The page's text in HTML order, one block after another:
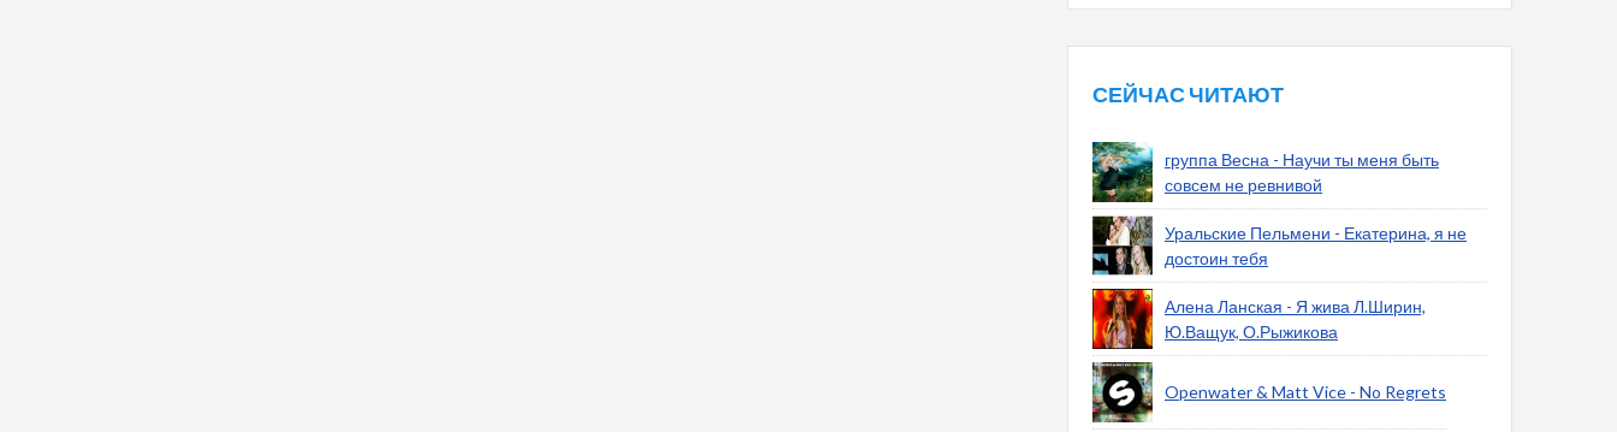
СЕЙЧАС ЧИТАЮТ
группа Весна - Научи ты меня быть
совсем не ревнивой
Уральские Пельмени - Екатерина, я не
достоин тебя
Алена Ланская - Я жива Л.Ширин,
Ю.Ващук, О.Рыжикова
Openwater & Matt Vice - No Regrets